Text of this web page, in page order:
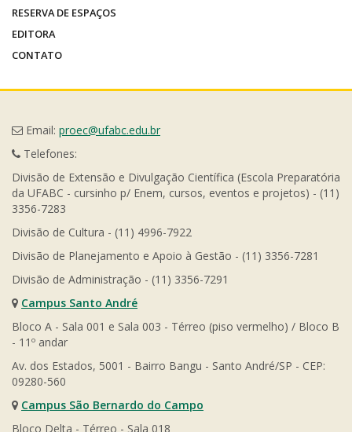
RESERVA DE ESPAÇOS
EDITORA
CONTATO
Email: proec@ufabc.edu.br
Telefones:
Divisão de Extensão e Divulgação Científica (Escola Preparatória
da UFABC - cursinho p/ Enem, cursos, eventos e projetos) - (11)
3356-7283
Divisão de Cultura - (11) 4996-7922
Divisão de Planejamento e Apoio à Gestão - (11) 3356-7281
Divisão de Administração - (11) 3356-7291
Campus Santo André
Bloco A - Sala 001 e Sala 003 - Térreo (piso vermelho) / Bloco B
- 11º andar
Av. dos Estados, 5001 - Bairro Bangu - Santo André/SP - CEP:
09280-560
Campus São Bernardo do Campo
Bloco Delta - Térreo - Sala 018